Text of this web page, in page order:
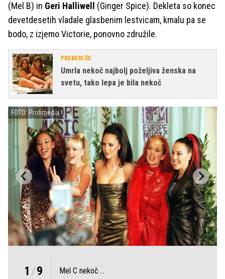
(Mel B) in Geri Halliwell
(Ginger Spice). Dekleta so konec
devetdesetih vladale glasbenim lestvicam, kmalu pa se
bodo, z izjemo Victorie, ponovno združile.
PREBERI ŠE
Umrla nekoč najbolj poželjiva ženska na
svetu, tako lepa je bila nekoč
FOTO: Profimedia
1 /9 Mel C nekoč ...